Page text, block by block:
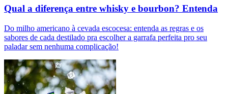
Qual a diferença entre whisky e bourbon? Entenda
Do milho americano à cevada escocesa: entenda as regras e os
sabores de cada destilado pra escolher a garrafa perfeita pro seu
paladar sem nenhuma complicação!